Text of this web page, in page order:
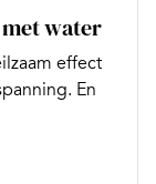
water
effect
En